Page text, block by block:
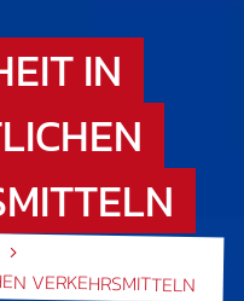
IN
VERKEHRSMITTELN